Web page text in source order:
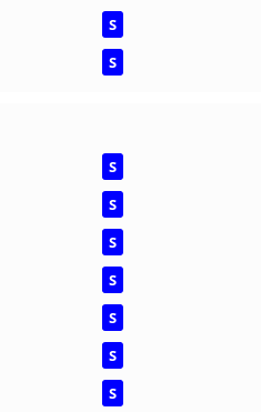
S
S
S
S
S
S
S
S
S